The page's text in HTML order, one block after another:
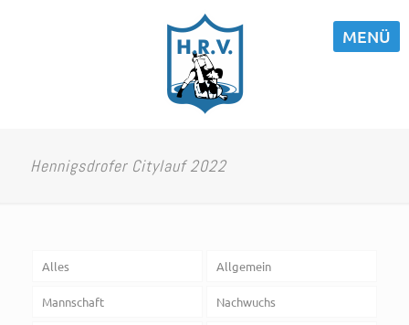
MENÜ
Hennigsdrofer Citylauf 2022
Alles Allgemein
Mannschaft Nachwuchs